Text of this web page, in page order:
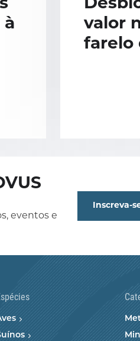
à
valor
farelo
eventos e
Inscreva-